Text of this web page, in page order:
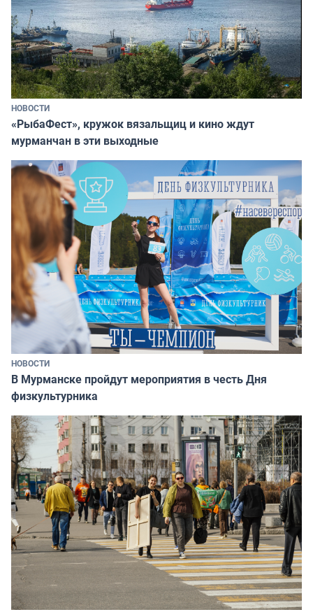
НОВОСТИ
«РыбаФест», кружок вязальщиц и кино ждут
мурманчан в эти выходные
НОВОСТИ
В Мурманске пройдут мероприятия в честь Дня
физкультурника